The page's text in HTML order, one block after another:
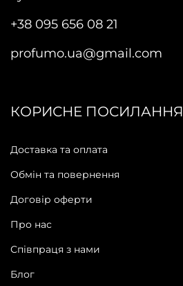
+38 095 656 08 21
profumo.ua@gmail.com
КОРИСНЕ ПОСИЛАННЯ
Доставка та оплата
Обмін та повернення
Договір оферти
Про нас
Співпраця з нами
Блог